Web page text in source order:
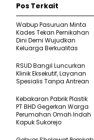
Pos Terkait
Wabup Pasuruan Minta
Kades Tekan Pernikahan
Dini Demi Wujudkan
Keluarga Berkualitas
RSUD Bangil Luncurkan
Klinik Eksekutif, Layanan
Spesialis Tanpa Antrean
Kebakaran Pabrik Plastik
PT BHD Gegerkan Warga
Perumahan Omah Indah
Kapuk Sukorejo